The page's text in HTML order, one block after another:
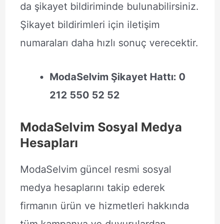
da şikayet bildiriminde bulunabilirsiniz.
Şikayet bildirimleri için iletişim
numaraları daha hızlı sonuç verecektir.
ModaSelvim Şikayet Hattı: 0
212 550 52 52
ModaSelvim Sosyal Medya
Hesapları
ModaSelvim güncel resmi sosyal
medya hesaplarını takip ederek
firmanın ürün ve hizmetleri hakkında